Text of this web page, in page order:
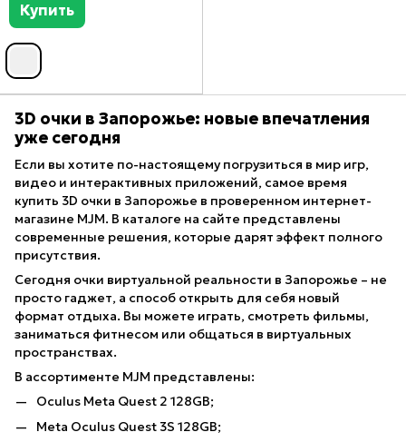
Купить
3D очки в Запорожье: новые впечатления
уже сегодня
Если вы хотите по-настоящему погрузиться в мир игр,
видео и интерактивных приложений, самое время
купить 3D очки в Запорожье в проверенном интернет-
магазине MJM. В каталоге на сайте представлены
современные решения, которые дарят эффект полного
присутствия.
Сегодня очки виртуальной реальности в Запорожье – не
просто гаджет, а способ открыть для себя новый
формат отдыха. Вы можете играть, смотреть фильмы,
заниматься фитнесом или общаться в виртуальных
пространствах.
В ассортименте MJM представлены:
Oculus Meta Quest 2 128GB;
Meta Oculus Quest 3S 128GB;